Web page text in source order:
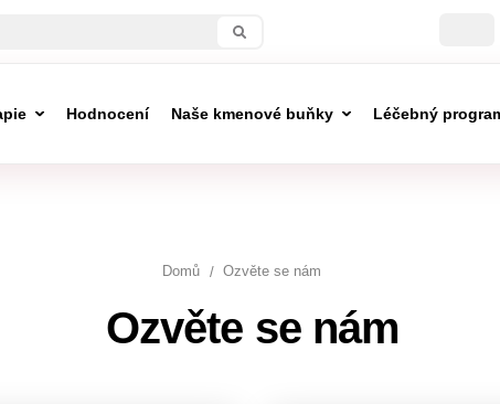
Hodnocení Naše kmenové buňky Léčebný
Domů Ozvěte se nám
Ozvěte se nám